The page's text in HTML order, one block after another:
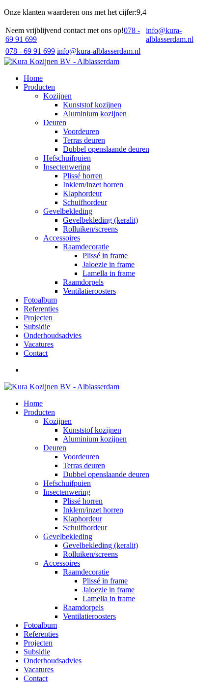
Onze klanten waarderen ons met het cijfer:9,4
Neem vrijblijvend contact met ons op!078 -
69 91 699
info@kura-
alblasserdam.nl
078 - 69 91 699 info@kura-alblasserdam.nl
Home
Producten
Kozijnen
Kunststof kozijnen
Aluminium kozijnen
Deuren
Voordeuren
Terras deuren
Dubbel openslaande deuren
Hefschuifpuien
Insectenwering
Plissé horren
Inklem/inzet horren
Klaphordeur
Schuifhordeur
Gevelbekleding
Gevelbekleding (keralit)
Rolluiken/screens
Accessoires
Raamdecoratie
Plissé in frame
Jaloezie in frame
Lamella in frame
Raamdorpels
Ventilatieroosters
Fotoalbum
Referenties
Projecten
Subsidie
Onderhoudsadvies
Vacatures
Contact
Home
Producten
Kozijnen
Kunststof kozijnen
Aluminium kozijnen
Deuren
Voordeuren
Terras deuren
Dubbel openslaande deuren
Hefschuifpuien
Insectenwering
Plissé horren
Inklem/inzet horren
Klaphordeur
Schuifhordeur
Gevelbekleding
Gevelbekleding (keralit)
Rolluiken/screens
Accessoires
Raamdecoratie
Plissé in frame
Jaloezie in frame
Lamella in frame
Raamdorpels
Ventilatieroosters
Fotoalbum
Referenties
Projecten
Subsidie
Onderhoudsadvies
Vacatures
Contact